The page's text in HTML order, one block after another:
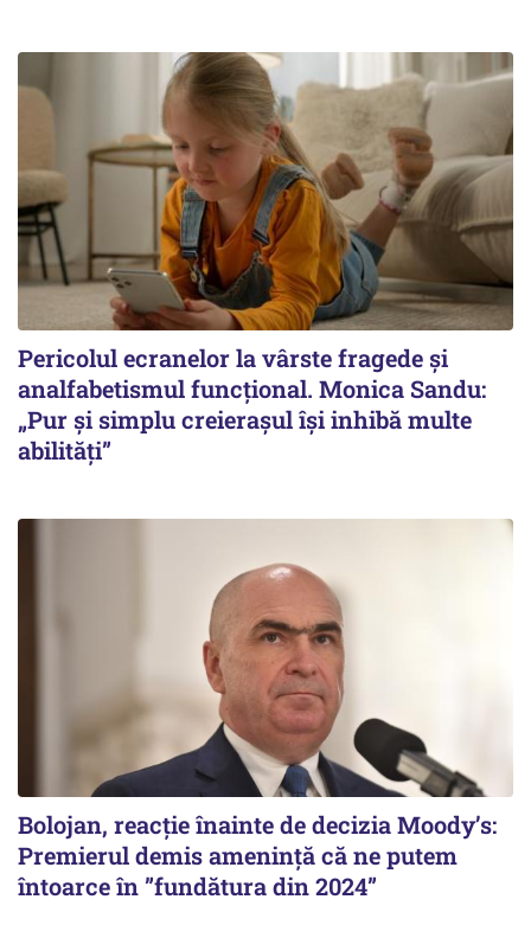
Pericolul ecranelor la vârste fragede și
analfabetismul funcțional. Monica Sandu:
„Pur și simplu creierașul își inhibă multe
abilități”
Bolojan, reacție înainte de decizia Moody’s:
Premierul demis amenință că ne putem
întoarce în ”fundătura din 2024”